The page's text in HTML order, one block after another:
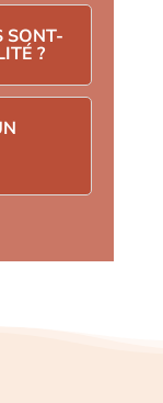
SONT-
?